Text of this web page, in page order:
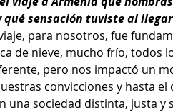
qué sensación tuviste al
para nosotros, fue
de nieve, mucho frío, todos
pero nos impactó un
convicciones y hasta el
una sociedad distinta, justa y